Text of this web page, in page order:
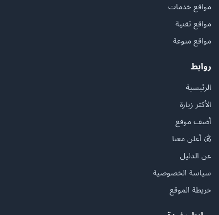
مواقع خدمات
مواقع تقنية
مواقع منوعة
روابط
الرئيسية
الأكثر زيارة
أضف موقع
💰 أعلن معنا
عن الدليل
سياسة الخصوصية
خريطة الموقع